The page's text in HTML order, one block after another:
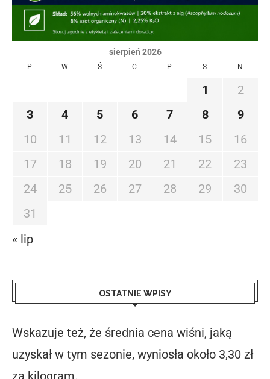
sierpień 2026
P W Ś C P S N
1
2
3
4 5 6 7 8
9
10
11 12 13 14 15
16
17
18 19 20 21 22
23
24
25 26 27 28 29
30
31
« lip
OSTATNIE WPISY
Wskazuje też, że średnia cena wiśni, jaką
uzyskał w tym sezonie, wyniosła około 3,30 zł
za kilogram.